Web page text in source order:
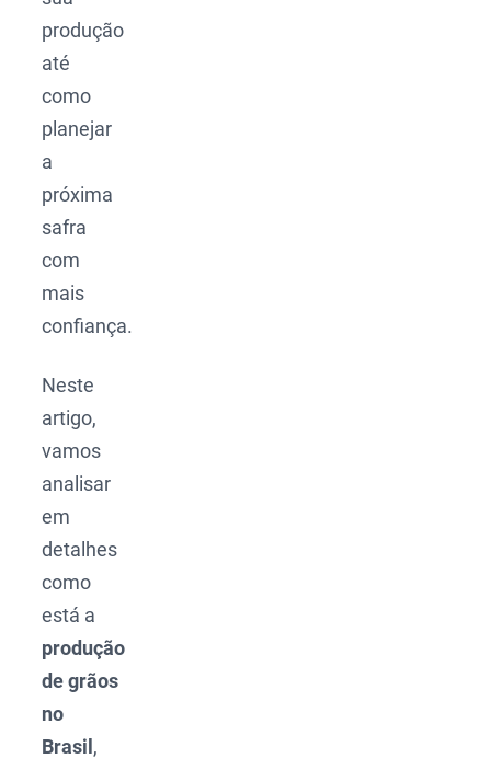
produção
até
como
planejar
a
próxima
safra
com
mais
confiança.
Neste
artigo,
vamos
analisar
em
detalhes
como
está a
produção
de grãos
no
Brasil ,